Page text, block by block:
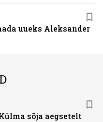
uueks Aleksander
sõja aegsetelt